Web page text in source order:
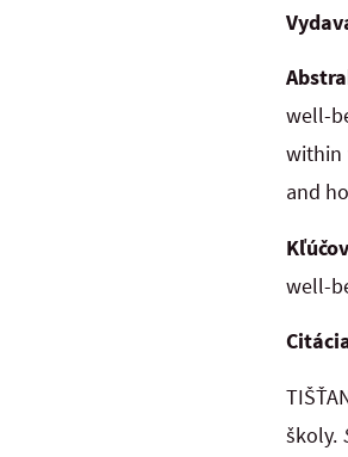
well-
within
and
well-
školy.